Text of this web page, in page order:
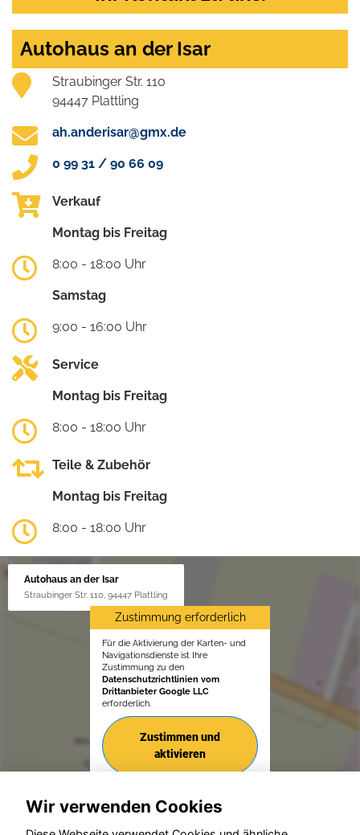
Autohaus an der Isar
Straubinger Str. 110
94447 Plattling
ah.anderisar@gmx.de
0 99 31 / 90 66 09
Verkauf
Montag bis Freitag
8:00 - 18:00 Uhr
Samstag
9:00 - 16:00 Uhr
Service
Montag bis Freitag
8:00 - 18:00 Uhr
Teile & Zubehör
Montag bis Freitag
8:00 - 18:00 Uhr
Autohaus an der Isar
Straubinger Str. 110, 94447 Plattling
Zustimmung erforderlich
Für die Aktivierung der Karten- und
Navigationsdienste ist Ihre
Zustimmung zu den
Datenschutzrichtlinien vom
Drittanbieter Google LLC
erforderlich.
Zustimmen und
aktivieren
Wir verwenden Cookies